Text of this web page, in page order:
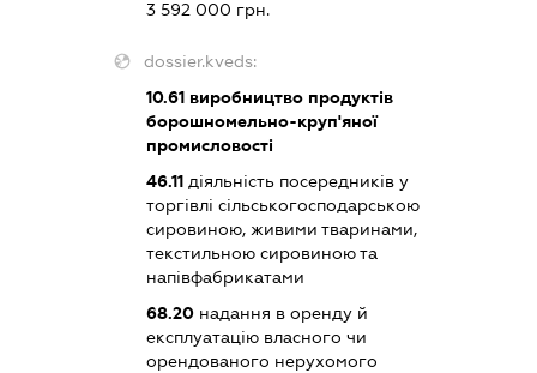
3 592 000 грн.
dossier.kveds:
10.61 виробництво продуктів
борошномельно-круп'яної
промисловості
46.11 діяльність посередників у
торгівлі сільськогосподарською
сировиною, живими тваринами,
текстильною сировиною та
напівфабрикатами
68.20 надання в оренду й
експлуатацію власного чи
орендованого нерухомого